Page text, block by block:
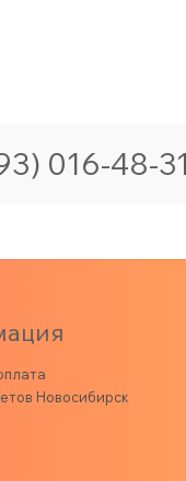
016-48-
Новосибирск